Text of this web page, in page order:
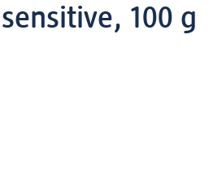
100 g